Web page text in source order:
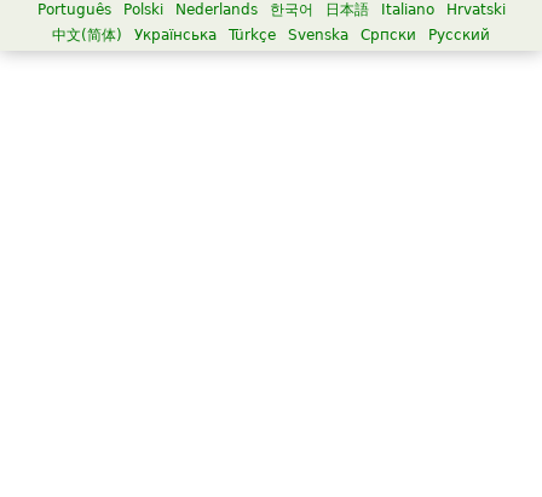
Hrvatski
Italiano
日本語
한국어
Nederlands
Polski
Português
Русский
Српски
Svenska
Türkçe
Українська
中文(简体)